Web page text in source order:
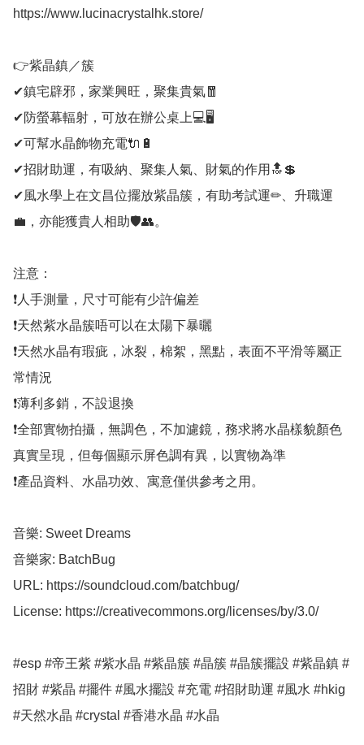
https://www.lucinacrystalhk.store/
👉紫晶鎮／簇
✔鎮宅辟邪，家業興旺，聚集貴氣🧧
✔防螢幕輻射，可放在辦公桌上💻🖥
✔可幫水晶飾物充電🔌🔋
✔招財助運，有吸納、聚集人氣、財氣的作用🔝💲
✔風水學上在文昌位擺放紫晶簇，有助考試運✏、升職運
💼，亦能獲貴人相助🛡👥。
注意：
❗人手測量，尺寸可能有少許偏差
❗天然紫水晶簇唔可以在太陽下暴曬
❗天然水晶有瑕疵，冰裂，棉絮，黑點，表面不平滑等屬正
常情況
❗薄利多銷，不設退換
❗全部實物拍攝，無調色，不加濾鏡，務求將水晶樣貌顏色
真實呈現，但每個顯示屏色調有異，以實物為準
❗產品資料、水晶功效、寓意僅供參考之用。
音樂: Sweet Dreams
音樂家: BatchBug
URL: https://soundcloud.com/batchbug/
License: https://creativecommons.org/licenses/by/3.0/
#esp #帝王紫 #紫水晶 #紫晶簇 #晶簇 #晶簇擺設 #紫晶鎮 #
招財 #紫晶 #擺件 #風水擺設 #充電 #招財助運 #風水 #hkig
#天然水晶 #crystal #香港水晶 #水晶